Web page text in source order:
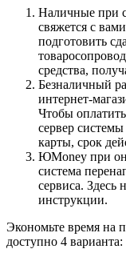
Наличные при
свяжется с
подготовить
средства,
Безналичный
интернет-
Чтобы
сервер
карты, срок
ЮMoney при
система
сервиса. Здесь
инструкции.
Экономьте время на
доступно 4 варианта: